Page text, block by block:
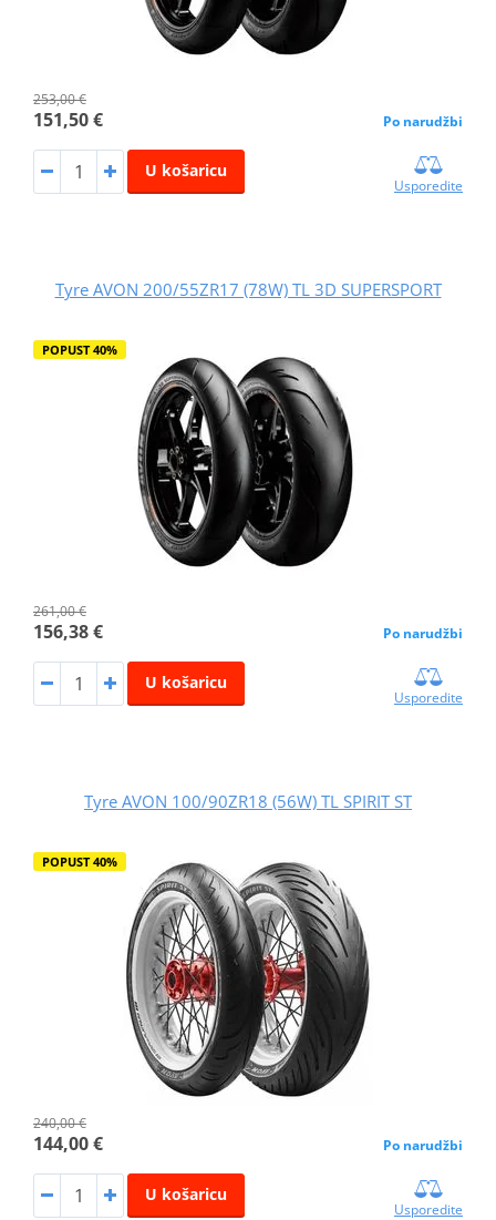
253,00 €
151,50 € Po narudžbi
U košaricu
Usporedite
Tyre AVON 200/55ZR17 (78W) TL 3D SUPERSPORT
POPUST 40%
261,00 €
156,38 € Po narudžbi
U košaricu
Usporedite
Tyre AVON 100/90ZR18 (56W) TL SPIRIT ST
POPUST 40%
240,00 €
144,00 € Po narudžbi
U košaricu
Usporedite